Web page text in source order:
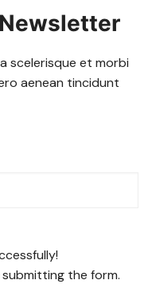
scelerisque et morbi
aenean tincidunt
the form.